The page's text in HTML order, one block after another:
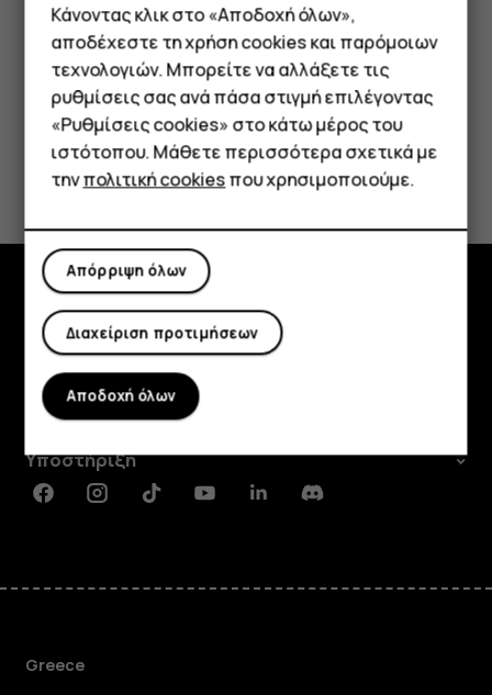
Smartphone
Τηλέφωνα απλής χρήσης
Tablet
δεδομένων.
Το βρήκατε χρήσιμο;
Εξερευνήστε
Πληροφορίες
Planet and people
Υποστήριξη
FacebookInstagramTiktokYoutubeLinkedinDiscord
Greece
Κάνοντας κλικ στο «Αποδοχή όλων»,
αποδέχεστε τη χρήση cookies και παρόμοιων
τεχνολογιών. Μπορείτε να αλλάξετε τις
ρυθμίσεις σας ανά πάσα στιγμή επιλέγοντας
«Ρυθμίσεις cookies» στο κάτω μέρος του
ιστότοπου. Μάθετε περισσότερα σχετικά με
τηνπολιτική cookiesπου χρησιμοποιούμε.
Απόρριψη όλων
Διαχείριση προτιμήσεων
Αποδοχή όλων